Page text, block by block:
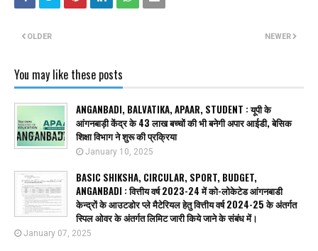
NEWER
OLDER
You may like these posts
ANGANBADI, BALVATIKA, APAAR, STUDENT : यूपी के
आंगनबाड़ी केंद्र के 43 लाख बच्चों की भी बनेगी अपार आईडी, बेसिक
शिक्षा विभाग ने शुरू की प्रक्रिया
January 10, 2025
BASIC SHIKSHA, CIRCULAR, SPORT, BUDGET,
ANGANBADI : वित्तीय वर्ष 2023-24 में को-लोकेटेड आंगनबाडी
केन्द्रों के आउटडोर प्ले मैटेरियल हेतु वित्तीय वर्ष 2024-25 के अंतर्गत
स्पिल ओवर के अंतर्गत लिमिट जारी किये जाने के संबंध में।
January 07, 2025